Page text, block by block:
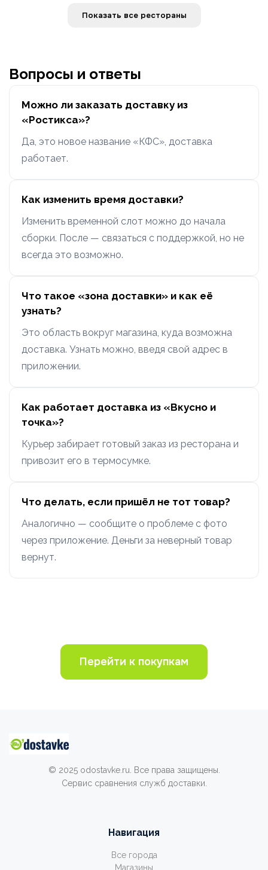
Показать все рестораны
Вопросы и ответы
Можно ли заказать доставку из
«Ростикса»?
Да, это новое название «КФС», доставка
работает.
Как изменить время доставки?
Изменить временной слот можно до начала
сборки. После — связаться с поддержкой, но не
всегда это возможно.
Что такое «зона доставки» и как её
узнать?
Это область вокруг магазина, куда возможна
доставка. Узнать можно, введя свой адрес в
приложении.
Как работает доставка из «Вкусно и
точка»?
Курьер забирает готовый заказ из ресторана и
привозит его в термосумке.
Что делать, если пришёл не тот товар?
Аналогично — сообщите о проблеме с фото
через приложение. Деньги за неверный товар
вернут.
Перейти к покупкам
© 2025 odostavke.ru. Все права защищены.
Сервис сравнения служб доставки.
Навигация
Все города
Магазины